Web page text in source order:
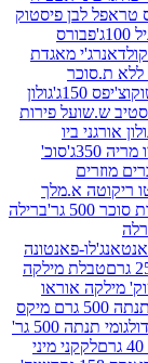
פיסטוק
גולון
פירות
סוכ'
ברילה
מילקה
500 גרם מיקס
גומי תנתה 500 גר'
מיני